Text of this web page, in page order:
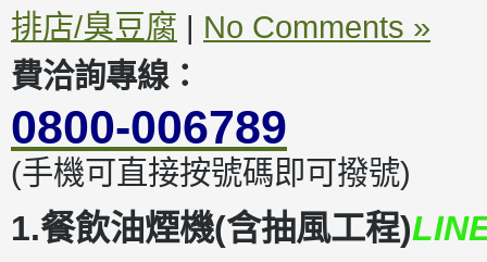
排店/臭豆腐 | No Comments »
費洽詢專線：
0800-006789
(手機可直接按號碼即可撥號)
1.餐飲油煙機(含抽風工程)